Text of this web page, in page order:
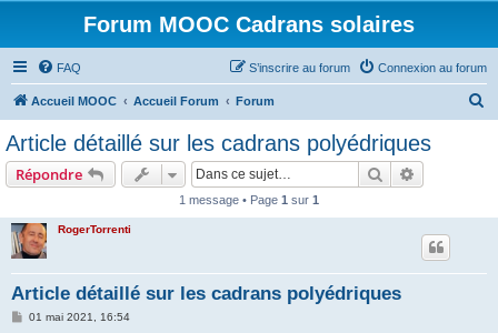
Forum MOOC Cadrans solaires
FAQ Connexion au forum
S’inscrire au forum
Accueil MOOC Accueil Forum Forum
Article détaillé sur les cadrans polyédriques
Répondre Rechercher
1 message • Page 1 sur 1
RogerTorrenti
Article détaillé sur les cadrans polyédriques
M01 mai 2021, 16:54